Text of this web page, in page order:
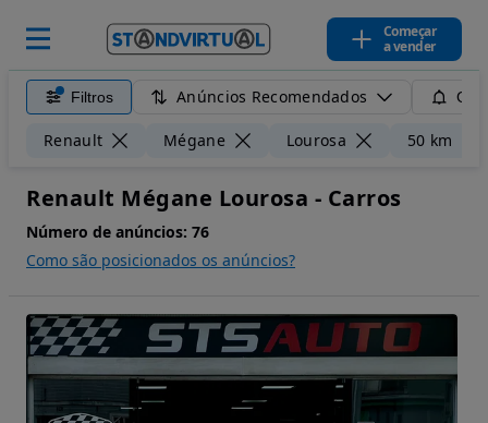
Começar
a vender
Filtros Anúncios Recomendados
Renault Mégane Lourosa 50 km
Renault Mégane Lourosa - Carros
Número de anúncios: 76
Como são posicionados os anúncios?